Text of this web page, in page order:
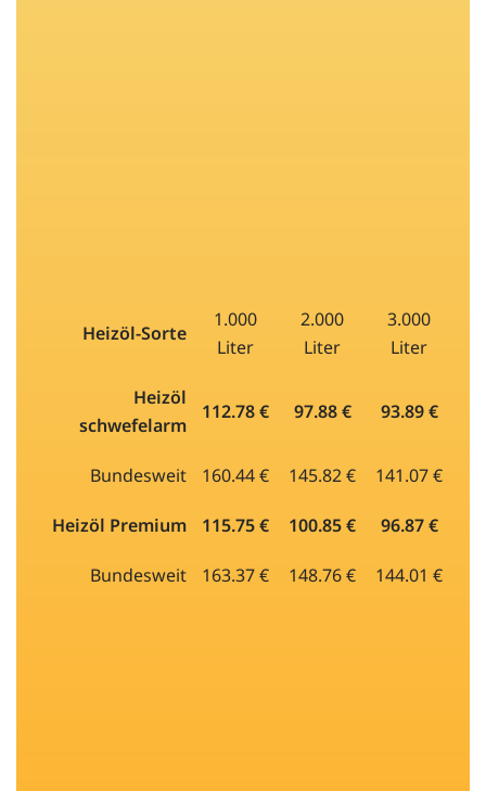
Heizöl-Sorte
1.000
Liter
2.000
Liter
3.000
Liter
Heizöl
schwefelarm
112.78 € 97.88 € 93.89 €
Bundesweit 160.44 € 145.82 € 141.07 €
Heizöl Premium 115.75 € 100.85 € 96.87 €
Bundesweit 163.37 € 148.76 € 144.01 €